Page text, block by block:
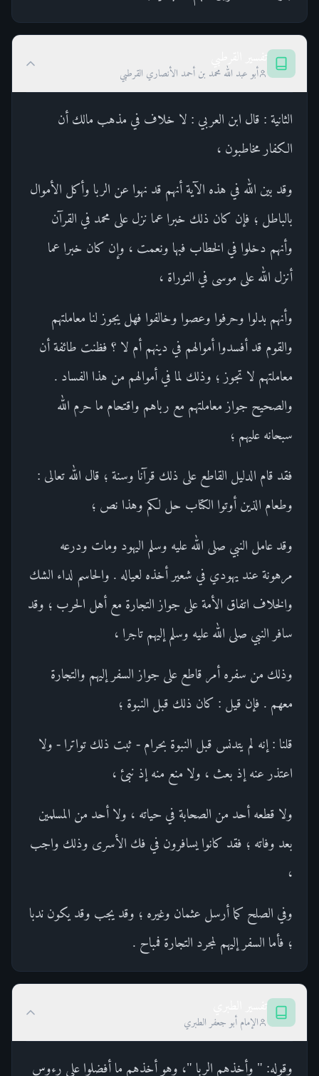
أبو عبد الله محمد بن أحمد الأنصاري القرطبي
الثانية : قال ابن العربي : لا خلاف في مذهب مالك أن
الكفار مخاطبون ،
وقد بين الله في هذه الآية أنهم قد نهوا عن الربا وأكل الأموال
بالباطل ؛ فإن كان ذلك خبرا عما نزل على محمد في القرآن
وأنهم دخلوا في الخطاب فبها ونعمت ، وإن كان خبرا عما
أنزل الله على موسى في التوراة ،
وأنهم بدلوا وحرفوا وعصوا وخالفوا فهل يجوز لنا معاملتهم
والقوم قد أفسدوا أموالهم في دينهم أم لا ؟ فظنت طائفة أن
معاملتهم لا تجوز ؛ وذلك لما في أموالهم من هذا الفساد .
والصحيح جواز معاملتهم مع رباهم واقتحام ما حرم الله
سبحانه عليهم ؛
فقد قام الدليل القاطع على ذلك قرآنا وسنة ؛ قال الله تعالى :
وطعام الذين أوتوا الكتاب حل لكم وهذا نص ؛
وقد عامل النبي صلى الله عليه وسلم اليهود ومات ودرعه
مرهونة عند يهودي في شعير أخذه لعياله . والحاسم لداء الشك
والخلاف اتفاق الأمة على جواز التجارة مع أهل الحرب ؛ وقد
سافر النبي صلى الله عليه وسلم إليهم تاجرا ،
وذلك من سفره أمر قاطع على جواز السفر إليهم والتجارة
معهم . فإن قيل : كان ذلك قبل النبوة ؛
قلنا : إنه لم يتدنس قبل النبوة بحرام - ثبت ذلك تواترا - ولا
اعتذر عنه إذ بعث ، ولا منع منه إذ نبئ ،
ولا قطعه أحد من الصحابة في حياته ، ولا أحد من المسلمين
بعد وفاته ؛ فقد كانوا يسافرون في فك الأسرى وذلك واجب
،
وفي الصلح كما أرسل عثمان وغيره ؛ وقد يجب وقد يكون ندبا
؛ فأما السفر إليهم لمجرد التجارة فمباح .
الإمام أبو جعفر الطبري
وقوله: " وأخذهم الربا "، وهو أخذهم ما أفضلوا على رءوس